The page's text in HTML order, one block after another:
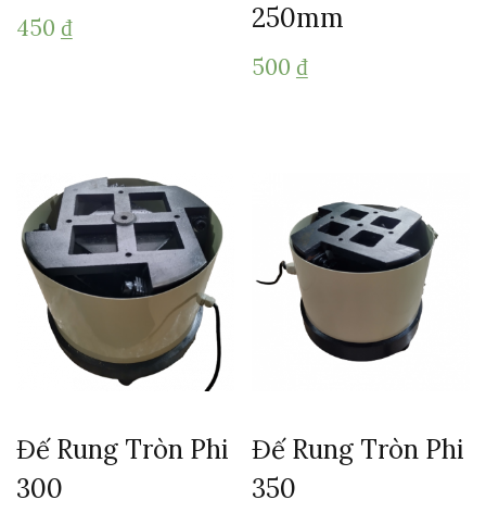
450 ₫
250mm
500 ₫
Đế Rung Tròn Phi
300
Đế Rung Tròn Phi
350